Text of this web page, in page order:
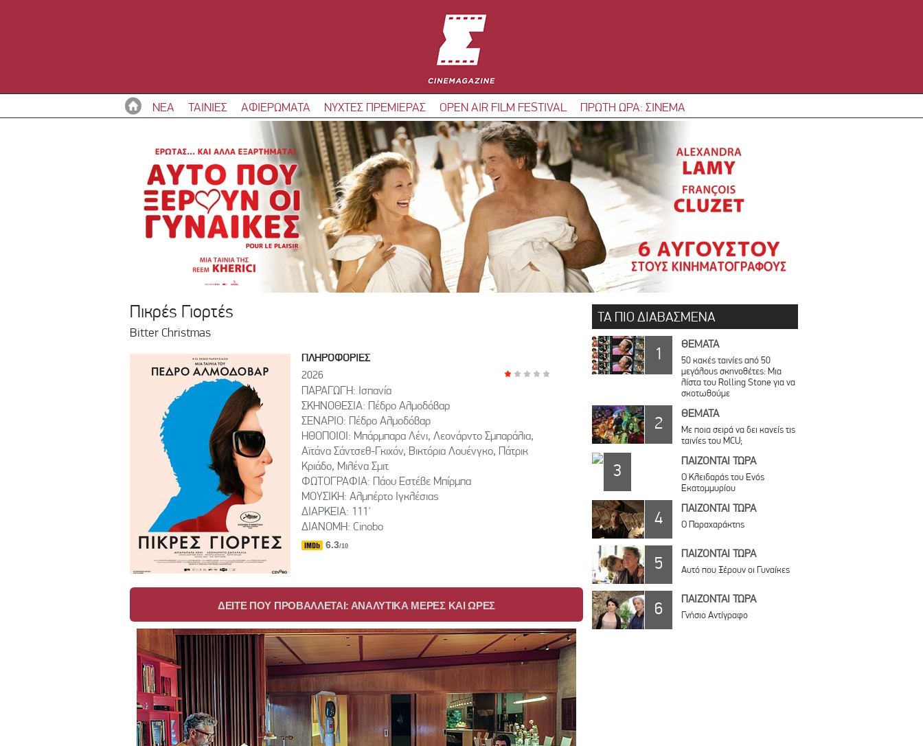
ΝΕΑ ΤΑΙΝΙΕΣ ΑΦΙΕΡΩΜΑΤΑ ΝΥΧΤΕΣ ΠΡΕΜΙΕΡΑΣ OPEN AIR FILM FESTIVAL ΠΡΩΤΗ ΩΡΑ: ΣΙΝΕΜΑ
Πικρές Γιορτές
Bitter Christmas
ΠΛΗΡΟΦΟΡΙΕΣ
2026
ΠΑΡΑΓΩΓΗ: Ισπανία
ΣΚΗΝΟΘΕΣΙΑ: Πέδρο Αλμοδόβαρ
ΣΕΝΑΡΙΟ: Πέδρο Αλμοδόβαρ
ΗΘΟΠΟΙΟΙ: Μπάρμπαρα Λένι, Λεονάρντο Σμπαράλια,
Αϊτάνα Σάντσεθ-Γκιχόν, Βικτόρια Λουένγκο, Πάτρικ
Κριάδο, Μιλένα Σμιτ
ΦΩΤΟΓΡΑΦΙΑ: Πάου Εστέβε Μπίρμπα
ΜΟΥΣΙΚΗ: Αλμπέρτο Ιγκλέσιας
ΔΙΑΡΚΕΙΑ: 111'
ΔΙΑΝΟΜΗ: Cinobo
6.3/10
ΔΕΙΤΕ ΠΟΥ ΠΡΟΒΑΛΛΕΤΑΙ: ΑΝΑΛΥΤΙΚΑ ΜΕΡΕΣ ΚΑΙ ΩΡΕΣ
ΤΑ ΠΙΟ ΔΙΑΒΑΣΜΕΝΑ
1 ΘΕΜΑΤΑ
50 κακές ταινίες από 50
μεγάλους σκηνοθέτες: Μια
λίστα του Rolling Stone για να
σκοτωθούμε
2 ΘΕΜΑΤΑ
Με ποια σειρά να δει κανείς τις
ταινίες του MCU;
3 ΠΑΙΖΟΝΤΑΙ ΤΩΡΑ
Ο Κλειδαράς του Ενός
Εκατομμυρίου
4 ΠΑΙΖΟΝΤΑΙ ΤΩΡΑ
Ο Παραχαράκτης
5 ΠΑΙΖΟΝΤΑΙ ΤΩΡΑ
Αυτό που Ξέρουν οι Γυναίκες
6 ΠΑΙΖΟΝΤΑΙ ΤΩΡΑ
Γνήσιο Αντίγραφο